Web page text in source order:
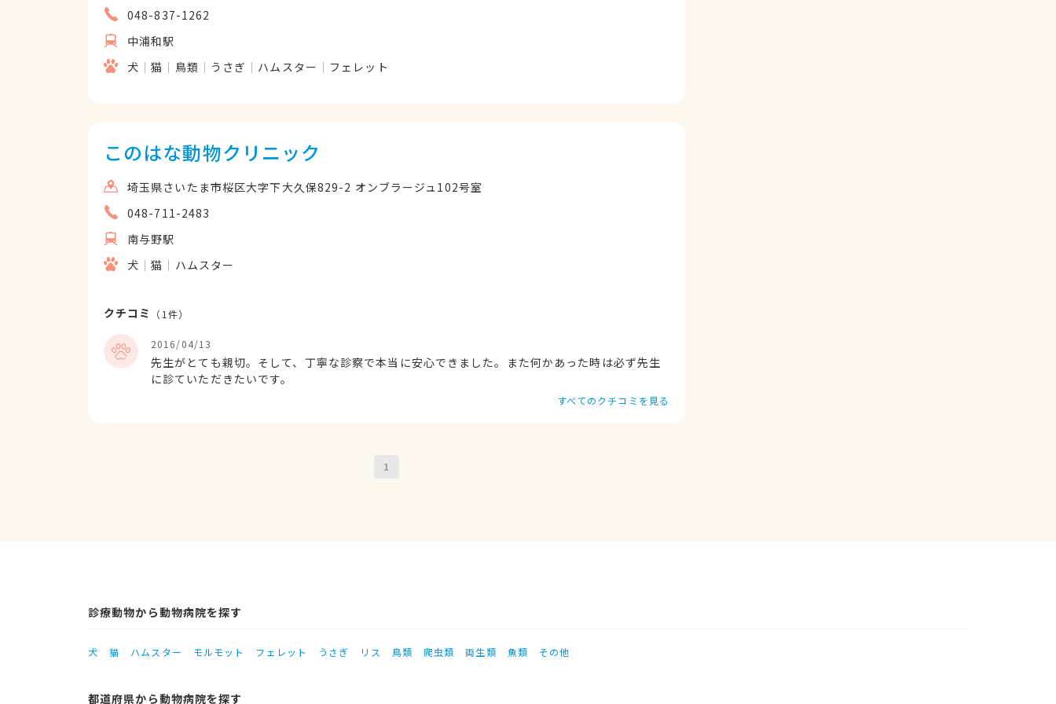
048-837-1262
中浦和駅
犬
猫 鳥類 うさぎ ハムスター フェレット
このはな動物クリニック
埼玉県さいたま市桜区大字下大久保829-2 オンブラージュ102号室
048-711-2483
南与野駅
犬
猫 ハムスター
クチコミ （ 1 件）
2016/04/13
先生がとても親切。そして、丁寧な診察で本当に安心できました。また何かあった時は必ず先生
に診ていただきたいです。
すべてのクチコミを見る
1
診療動物から動物病院を探す
犬 猫 ハムスター モルモット フェレット うさぎ リス 鳥類 爬虫類 両生類 魚類 その他
都道府県から動物病院を探す